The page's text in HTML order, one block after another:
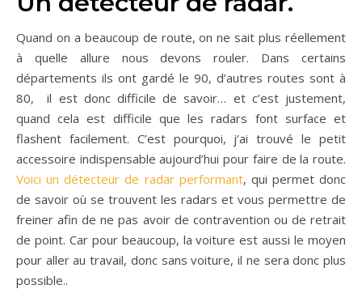
Quand on a beaucoup de route, on ne sait plus réellement
à quelle allure nous devons rouler. Dans certains
départements ils ont gardé le 90, d’autres routes sont à
80, il est donc difficile de savoir… et c’est justement,
quand cela est difficile que les radars font surface et
flashent facilement. C’est pourquoi, j’ai trouvé le petit
accessoire indispensable aujourd’hui pour faire de la route.
Voici un détecteur de radar performant, qui permet donc
de savoir où se trouvent les radars et vous permettre de
freiner afin de ne pas avoir de contravention ou de retrait
de point. Car pour beaucoup, la voiture est aussi le moyen
pour aller au travail, donc sans voiture, il ne sera donc plus
possible..